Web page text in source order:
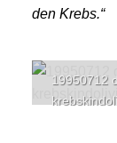
den Krebs.“
19950712